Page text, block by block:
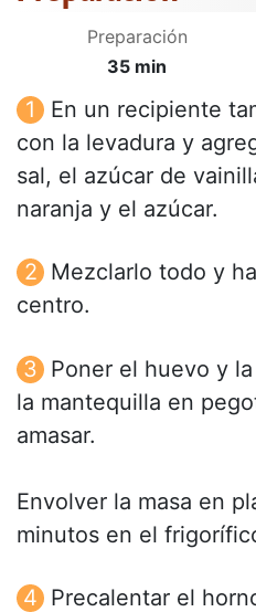
Preparación
35 min
En un recipiente
con la levadura y
sal, el azúcar de
naranja y el azúcar.
Mezclarlo todo y
centro.
Poner el huevo y
la mantequilla en
amasar.
Envolver la masa en
minutos en el
Precalentar el